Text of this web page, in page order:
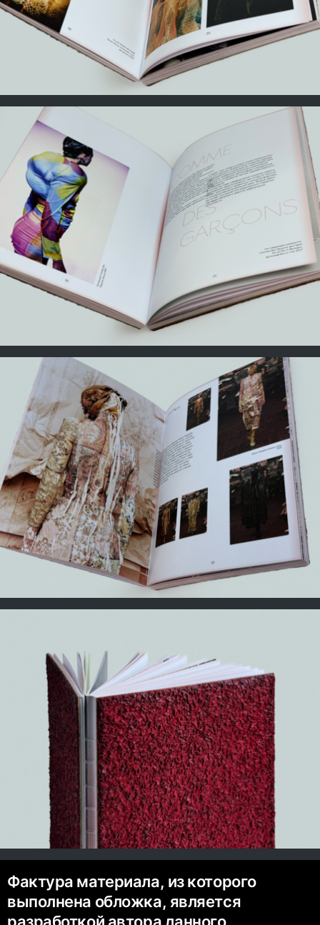
Фактура материала, из которого
выполнена обложка, является